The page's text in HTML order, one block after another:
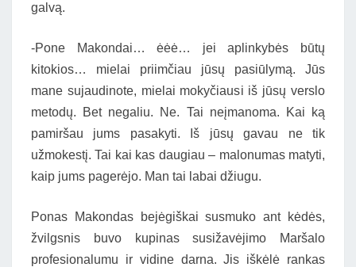
galvą.
-Pone Makondai… ėėė… jei aplinkybės būtų
kitokios… mielai priimčiau jūsų pasiūlymą. Jūs
mane sujaudinote, mielai mokyčiausi iš jūsų verslo
metodų. Bet negaliu. Ne. Tai neįmanoma. Kai ką
pamiršau jums pasakyti. Iš jūsų gavau ne tik
užmokestį. Tai kai kas daugiau – malonumas matyti,
kaip jums pagerėjo. Man tai labai džiugu.
Ponas Makondas bejėgiškai susmuko ant kėdės,
žvilgsnis buvo kupinas susižavėjimo Maršalo
profesionalumu ir vidine darna. Jis iškėlė rankas